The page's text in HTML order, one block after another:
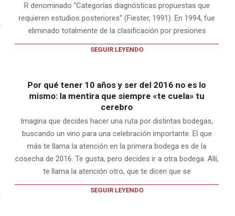
R denominado “Categorías diagnósticas propuestas que
requieren estudios posteriores” (Fiester, 1991). En 1994, fue
eliminado totalmente de la clasificación por presiones
SEGUIR LEYENDO
Por qué tener 10 años y ser del 2016 no es lo
mismo: la mentira que siempre «te cuela» tu
cerebro
Imagina que decides hacer una ruta por distintas bodegas,
buscando un vino para una celebración importante. El que
más te llama la atención en la primera bodega es de la
cosecha de 2016. Te gusta, pero decides ir a otra bodega. Allí,
te llama la atención otro, que te dicen que se
SEGUIR LEYENDO